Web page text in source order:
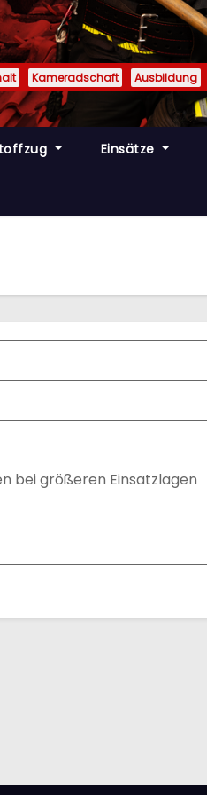
Kameradschaft Ausbildung
Einsätze
bei größeren Einsatzlagen